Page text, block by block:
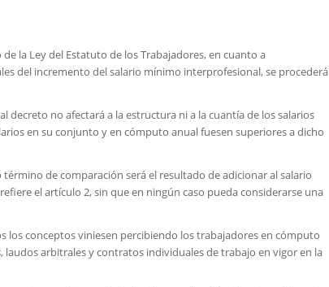
la Ley del Estatuto de los Trabajadores, en cuanto a
del incremento del salario mínimo interprofesional, se procederá
no afectará a la estructura ni a la cuantía de los salarios
en su conjunto y en cómputo anual fuesen superiores a dicho
de comparación será el resultado de adicionar al salario
el artículo 2, sin que en ningún caso pueda considerarse una
conceptos viniesen percibiendo los trabajadores en cómputo
arbitrales y contratos individuales de trabajo en vigor en la